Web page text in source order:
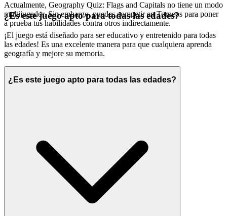
Actualmente, Geography Quiz: Flags and Capitals no tiene un modo
multijugador. Sin embargo, puedes competir en Torneos para poner
a prueba tus habilidades contra otros indirectamente.
¿Es este juego apto para todas las edades?
¡El juego está diseñado para ser educativo y entretenido para todas
las edades! Es una excelente manera para que cualquiera aprenda
geografía y mejore su memoria.
¿Es este juego apto para todas las edades?